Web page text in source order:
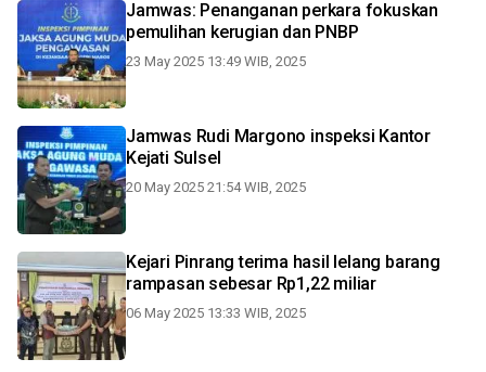
Jamwas: Penanganan perkara fokuskan
pemulihan kerugian dan PNBP
23 May 2025 13:49 WIB, 2025
Jamwas Rudi Margono inspeksi Kantor
Kejati Sulsel
20 May 2025 21:54 WIB, 2025
Kejari Pinrang terima hasil lelang barang
rampasan sebesar Rp1,22 miliar
06 May 2025 13:33 WIB, 2025